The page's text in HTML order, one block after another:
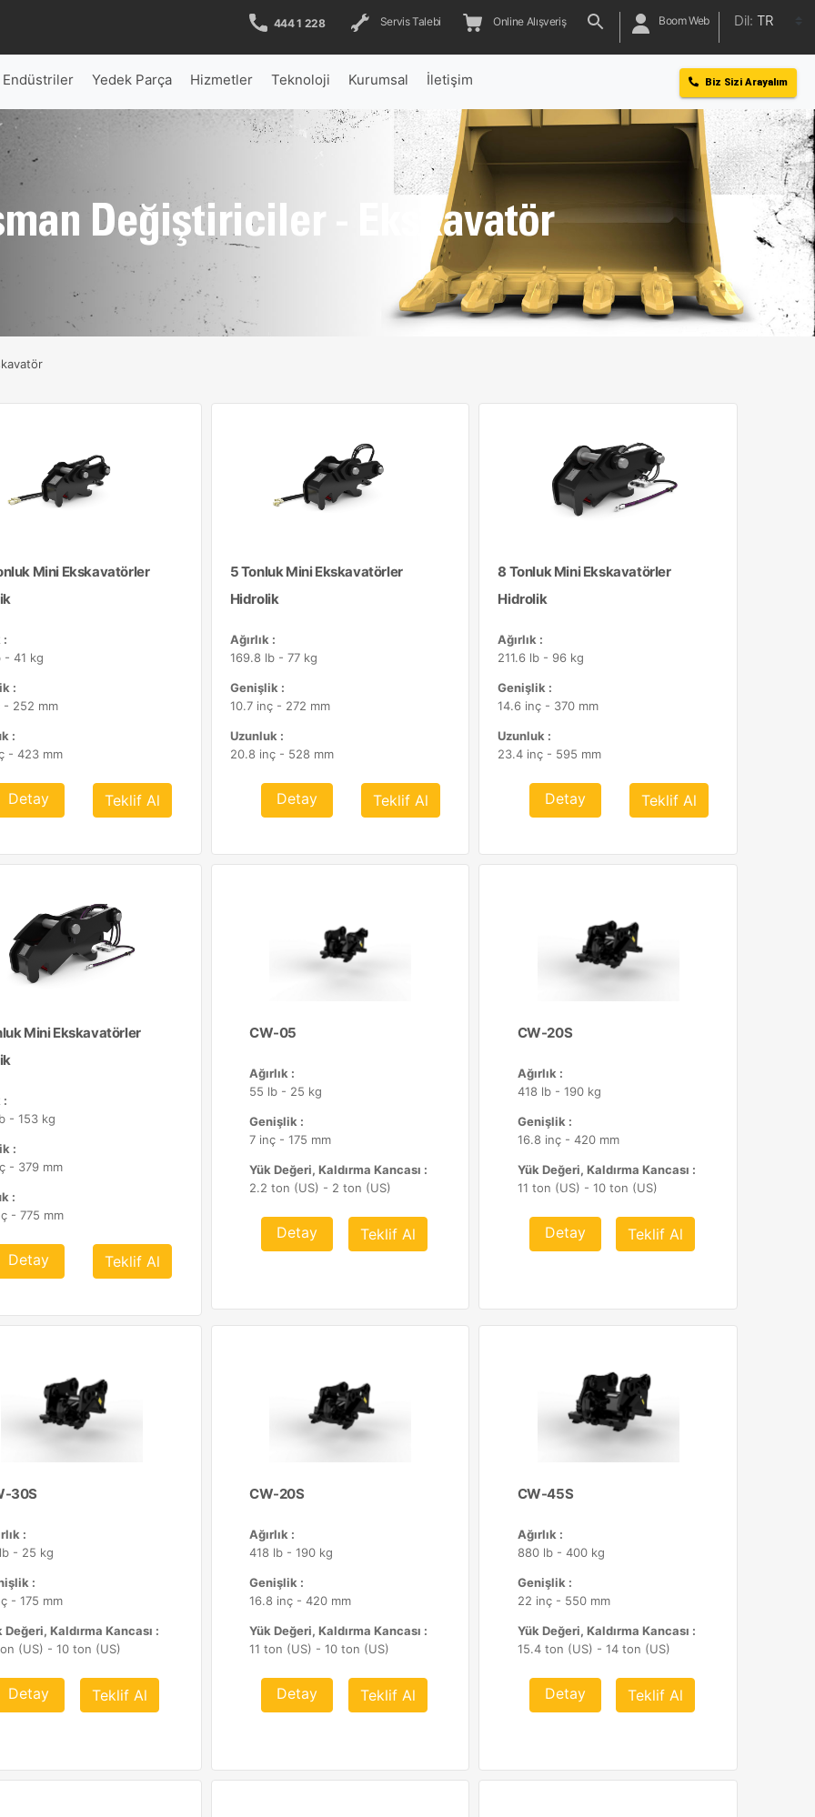
444 1 228 Servis Talebi Online Alışveriş Boom Web Dil: TR
Endüstriler Yedek Parça Hizmetler Teknoloji Kurumsal İletişim Biz Sizi Arayalım
Değiştiriciler - Ekskavatör
Mini Ekskavatörler
:
- 41 kg
:
- 252 mm
:
- 423 mm
Detay Teklif Al
5 Tonluk Mini Ekskavatörler
Hidrolik
Ağırlık :
169.8 lb - 77 kg
Genişlik :
10.7 inç - 272 mm
Uzunluk :
20.8 inç - 528 mm
Detay Teklif Al
8 Tonluk Mini Ekskavatörler
Hidrolik
Ağırlık :
211.6 lb - 96 kg
Genişlik :
14.6 inç - 370 mm
Uzunluk :
23.4 inç - 595 mm
Detay Teklif Al
Mini Ekskavatörler
:
- 153 kg
:
- 379 mm
:
- 775 mm
Detay Teklif Al
CW-05
Ağırlık :
55 lb - 25 kg
Genişlik :
7 inç - 175 mm
Yük Değeri, Kaldırma Kancası :
2.2 ton (US) - 2 ton (US)
Detay Teklif Al
CW-20S
Ağırlık :
418 lb - 190 kg
Genişlik :
16.8 inç - 420 mm
Yük Değeri, Kaldırma Kancası :
11 ton (US) - 10 ton (US)
Detay Teklif Al
30S
:
- 25 kg
:
- 175 mm
Değeri, Kaldırma Kancası :
(US) - 10 ton (US)
Detay Teklif Al
CW-20S
Ağırlık :
418 lb - 190 kg
Genişlik :
16.8 inç - 420 mm
Yük Değeri, Kaldırma Kancası :
11 ton (US) - 10 ton (US)
Detay Teklif Al
CW-45S
Ağırlık :
880 lb - 400 kg
Genişlik :
22 inç - 550 mm
Yük Değeri, Kaldırma Kancası :
15.4 ton (US) - 14 ton (US)
Detay Teklif Al